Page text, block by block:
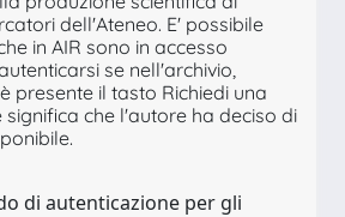
dell'Ateneo. E' possibile
in AIR sono in accesso
se nell'archivio,
presente il tasto Richiedi una
significa che l'autore ha deciso di
di autenticazione per gli